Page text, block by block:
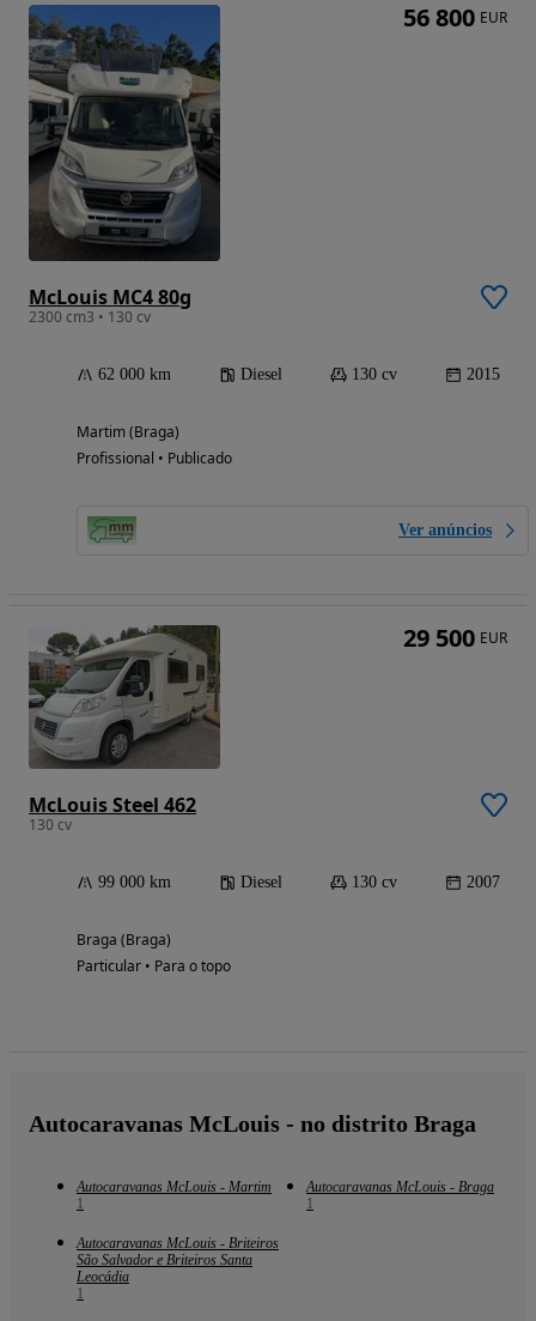
McLouis MC4 80g
2300 cm3 • 130 cv
62 000 km Diesel 130 cv 2015
Martim (Braga)
Profissional • Publicado
Ver anúncios
56 800 EUR
McLouis Steel 462
130 cv
99 000 km Diesel 130 cv 2007
Braga (Braga)
Particular • Para o topo
29 500 EUR
Autocaravanas McLouis - no distrito Braga
Autocaravanas McLouis - Martim
1
Autocaravanas McLouis - Braga
1
Autocaravanas McLouis - Briteiros
São Salvador e Briteiros Santa
Leocádia
1